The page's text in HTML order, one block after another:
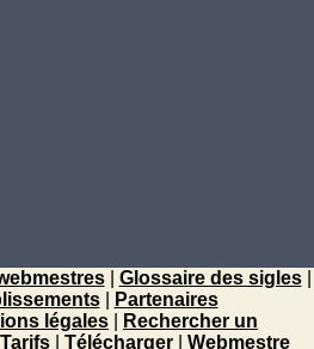
| Glossaire des sigles|
|
Partenaires
légales
Rechercher un
Tarifs| Télécharger| Webmestre